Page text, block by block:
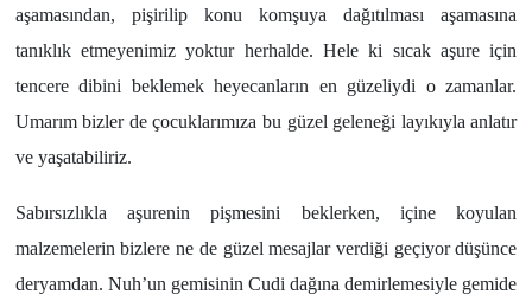
aşamasından, pişirilip konu komşuya dağıtılması aşamasına
tanıklık etmeyenimiz yoktur herhalde. Hele ki sıcak aşure için
tencere dibini beklemek heyecanların en güzeliydi o zamanlar.
Umarım bizler de çocuklarımıza bu güzel geleneği layıkıyla anlatır
ve yaşatabiliriz.
Sabırsızlıkla aşurenin pişmesini beklerken, içine koyulan
malzemelerin bizlere ne de güzel mesajlar verdiği geçiyor düşünce
deryamdan. Nuh’un gemisinin Cudi dağına demirlemesiyle gemide